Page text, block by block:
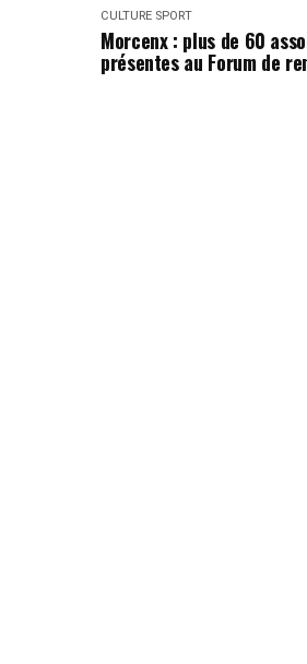
CULTURE SPORT
Morcenx : plus de 60
présentes au Forum de